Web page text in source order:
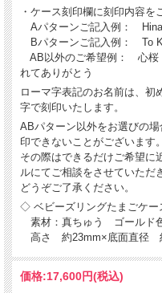
・ケース刻印欄に刻印内容を
Aパターンご記入例：
Bパターンご記入例： To
AB以外のご希望例： 心
れてありがとう
ローマ字表記のお名前は、初
字で刻印いたします。
ABパターン以外をお選びの
印できないことがございます。
その際はできるだけご希望に
ルにてご相談をさせていただ
どうぞご了承ください。
◇ ベビーズリングたまごケー
素材：真ちゅう ゴールド
高さ 約23mm×底面直径
価格:17,600円(税込)